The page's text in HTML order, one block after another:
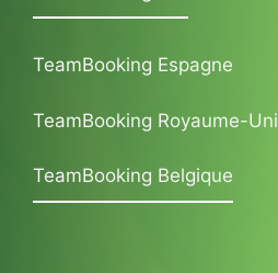
TeamBooking Espagne
TeamBooking Royaume-Uni
TeamBooking Belgique